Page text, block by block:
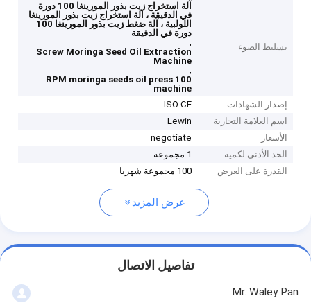
تسليط الضوء
آلة استخراج زيت بذور المورينغا 100 دورة
في الدقيقة ، آلة استخراج زيت بذور المورينغا
اللولبية ، آلة ضغط زيت بذور المورينغا 100
دورة في الدقيقة
,
Screw Moringa Seed Oil Extraction
Machine
,
100 RPM moringa seeds oil press
machine
إصدار الشهادات
ISO CE
اسم العلامة التجارية
Lewin
الأسعار
negotiate
الحد الأدنى لكمية
1 مجموعة
القدرة على العرض
100 مجموعة شهريا
عرض المزيد
تفاصيل الاتصال
Mr. Waley Pan